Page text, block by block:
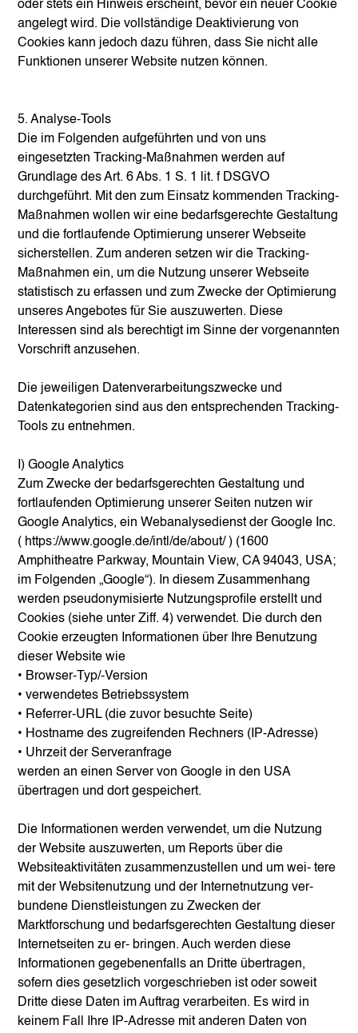
oder stets ein Hinweis erscheint, bevor ein neuer Cookie
angelegt wird. Die vollständige Deaktivierung von
Cookies kann jedoch dazu führen, dass Sie nicht alle
Funktionen unserer Website nutzen können.
5. Analyse-Tools
Die im Folgenden aufgeführten und von uns
eingesetzten Tracking-Maßnahmen werden auf
Grundlage des Art. 6 Abs. 1 S. 1 lit. f DSGVO
durchgeführt. Mit den zum Einsatz kommenden Tracking-
Maßnahmen wollen wir eine bedarfsgerechte Gestaltung
und die fortlaufende Optimierung unserer Webseite
sicherstellen. Zum anderen setzen wir die Tracking-
Maßnahmen ein, um die Nutzung unserer Webseite
statistisch zu erfassen und zum Zwecke der Optimierung
unseres Angebotes für Sie auszuwerten. Diese
Interessen sind als berechtigt im Sinne der vorgenannten
Vorschrift anzusehen.
Die jeweiligen Datenverarbeitungszwecke und
Datenkategorien sind aus den entsprechenden Tracking-
Tools zu entnehmen.
I) Google Analytics
Zum Zwecke der bedarfsgerechten Gestaltung und
fortlaufenden Optimierung unserer Seiten nutzen wir
Google Analytics, ein Webanalysedienst der Google Inc.
( https://www.google.de/intl/de/about/ ) (1600
Amphitheatre Parkway, Mountain View, CA 94043, USA;
im Folgenden „Google“). In diesem Zusammenhang
werden pseudonymisierte Nutzungsprofile erstellt und
Cookies (siehe unter Ziff. 4) verwendet. Die durch den
Cookie erzeugten Informationen über Ihre Benutzung
dieser Website wie
• Browser-Typ/-Version
• verwendetes Betriebssystem
• Referrer-URL (die zuvor besuchte Seite)
• Hostname des zugreifenden Rechners (IP-Adresse)
• Uhrzeit der Serveranfrage
werden an einen Server von Google in den USA
übertragen und dort gespeichert.
Die Informationen werden verwendet, um die Nutzung
der Website auszuwerten, um Reports über die
Websiteaktivitäten zusammenzustellen und um wei- tere
mit der Websitenutzung und der Internetnutzung ver-
bundene Dienstleistungen zu Zwecken der
Marktforschung und bedarfsgerechten Gestaltung dieser
Internetseiten zu er- bringen. Auch werden diese
Informationen gegebenenfalls an Dritte übertragen,
sofern dies gesetzlich vorgeschrieben ist oder soweit
Dritte diese Daten im Auftrag verarbeiten. Es wird in
keinem Fall Ihre IP-Adresse mit anderen Daten von